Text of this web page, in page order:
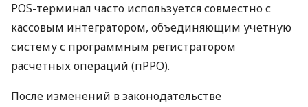
POS-терминал часто используется совместно с
кассовым интегратором, объединяющим учетную
систему с программным регистратором
расчетных операций (пРРО).
После изменений в законодательстве